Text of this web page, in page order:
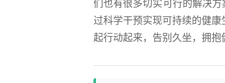
们也有很多切实可行的解决
过科学干预实现可持续的健
起行动起来，告别久坐，拥抱